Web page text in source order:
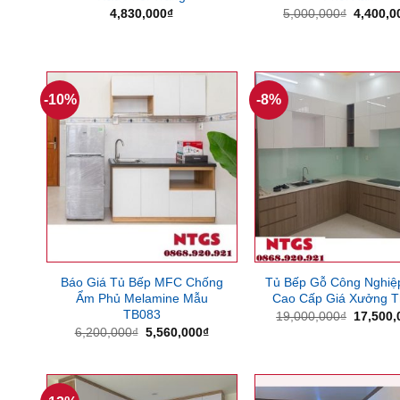
4,830,000₫
5,000,000₫ Giá
-10%
Báo Giá Tủ Bếp MFC Chống
Ẩm Phủ Melamine Mẫu
TB083
6,200,000₫ Giá
5,560,000₫Giá
-8%
Tủ Bếp Gỗ Công
Cao Cấp Giá Xưởng
19,000,000₫ Giá